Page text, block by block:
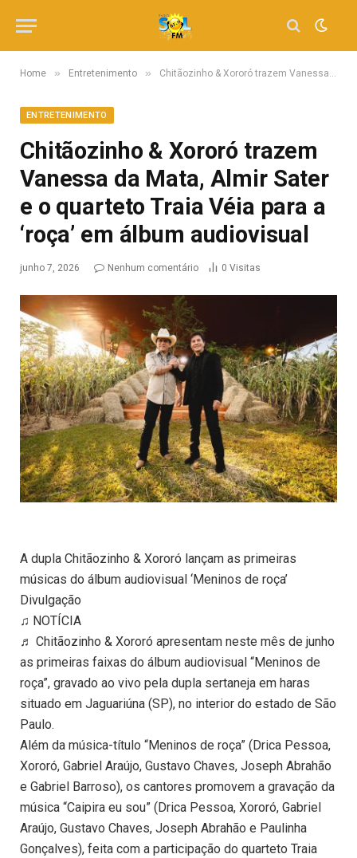
Home » Entretenimento » Chitãozinho & Xororó trazem Vanessa da Mata, Almir Sater e o quarteto Traia Véia para a ‘roça’ em álbum audiovisual
ENTRETENIMENTO
Chitãozinho & Xororó trazem
Vanessa da Mata, Almir Sater
e o quarteto Traia Véia para a
‘roça’ em álbum audiovisual
junho 7, 2026 Nenhum comentário 0 Visitas
A dupla Chitãozinho & Xororó lançam as primeiras
músicas do álbum audiovisual ‘Meninos de roça’
Divulgação
♫ NOTÍCIA
♬ Chitãozinho & Xororó apresentam neste mês de junho
as primeiras faixas do álbum audiovisual “Meninos de
roça”, gravado ao vivo pela dupla sertaneja em haras
situado em Jaguariúna (SP), no interior do estado de São
Paulo.
Além da música-título “Meninos de roça” (Drica Pessoa,
Xororó, Gabriel Araújo, Gustavo Chaves, Joseph Abrahão
e Gabriel Barroso), os cantores promovem a gravação da
música “Caipira eu sou” (Drica Pessoa, Xororó, Gabriel
Araújo, Gustavo Chaves, Joseph Abrahão e Paulinha
Gonçalves), feita com a participação do quarteto Traia